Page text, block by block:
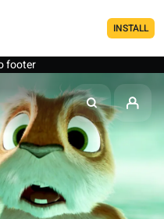
INSTALL
footer